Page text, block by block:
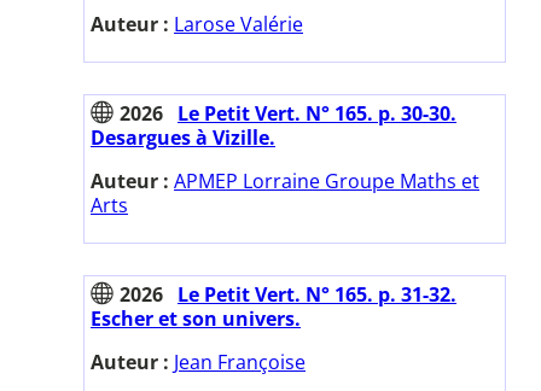
Auteur : Larose Valérie
2026 Le Petit Vert. N° 165. p. 30-30.
Desargues à Vizille.
Auteur : APMEP Lorraine Groupe Maths et
Arts
2026 Le Petit Vert. N° 165. p. 31-32.
Escher et son univers.
Auteur : Jean Françoise